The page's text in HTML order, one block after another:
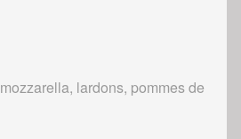
lardons, pommes de